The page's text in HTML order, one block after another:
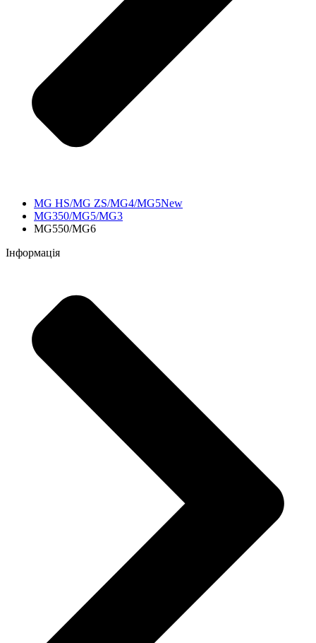
MG HS/MG ZS/MG4/MG5New
MG350/MG5/MG3
MG550/MG6
Інформація